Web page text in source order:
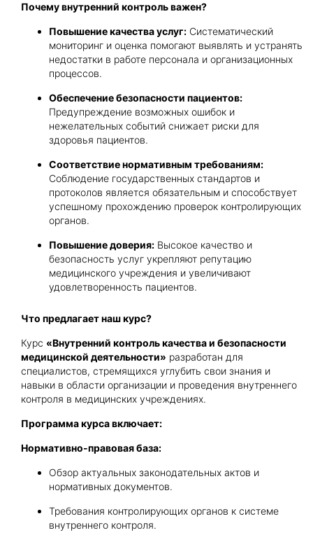
Почему внутренний контроль важен?
Повышение качества услуг: Систематический
мониторинг и оценка помогают выявлять и устранять
недостатки в работе персонала и организационных
процессов.
Обеспечение безопасности пациентов:
Предупреждение возможных ошибок и
нежелательных событий снижает риски для
здоровья пациентов.
Соответствие нормативным требованиям:
Соблюдение государственных стандартов и
протоколов является обязательным и способствует
успешному прохождению проверок контролирующих
органов.
Повышение доверия: Высокое качество и
безопасность услуг укрепляют репутацию
медицинского учреждения и увеличивают
удовлетворенность пациентов.
Что предлагает наш курс?
Курс «Внутренний контроль качества и безопасности
медицинской деятельности» разработан для
специалистов, стремящихся углубить свои знания и
навыки в области организации и проведения внутреннего
контроля в медицинских учреждениях.
Программа курса включает:
Нормативно-правовая база:
Обзор актуальных законодательных актов и
нормативных документов.
Требования контролирующих органов к системе
внутреннего контроля.
Получить консультацию
Даю согласие наобработку персональных
данныхиe-mail рассылку
Приложите документы
Получить консультацию
данныхиe-mail рассылку
Даю согласие наобработку персональных
данных